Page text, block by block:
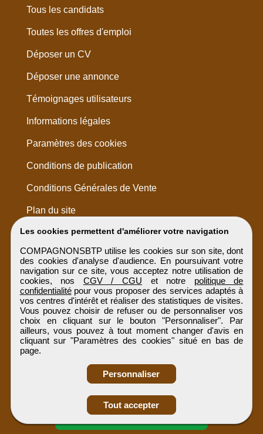
Obtenir ses
coordonnées
Les cookies permettent d'améliorer votre navigation
COMPAGNONSBTP utilise les cookies sur son site, dont
des cookies d'analyse d'audience. En poursuivant votre
navigation sur ce site, vous acceptez notre utilisation de
cookies, nos CGV / CGU et notre politique de
confidentialitépour vous proposer des services adaptés à
vos centres d'intérêt et réaliser des statistiques de visites.
Vous pouvez choisir de refuser ou de personnaliser vos
choix en cliquant sur le bouton "Personnaliser". Par
ailleurs, vous pouvez à tout moment changer d'avis en
cliquant sur "Paramètres des cookies" situé en bas de
page.
Personnaliser
Tout accepter
Tous les candidats
Toutes les offres d'emploi
Déposer un CV
Déposer une annonce
Témoignages utilisateurs
Informations légales
Paramètres des cookies
Conditions de publication
Conditions Générales de Vente
Plan du site
COMPAGNONSBTP
Tous droits réservés © 1999 - 2026